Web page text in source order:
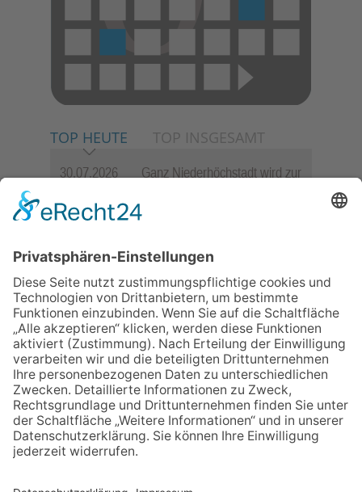
TOP HEUTE TOP INSGESAMT
30.07.2026
Ganz Niederhöchstadt wird zur
06.08.2026
Jugendchor Hochtaunus
Programm „Changes“
Sommerabend: Der Rettershof
lädt wieder zum Weinfest ein
06.08.2026
Hisamoto und Tölke begeistern
mit Werken von Walter
Wachsmuth
06.08.2026
„die 80er live“ – Die große
Stadiontour kommt nach
Frankfurt